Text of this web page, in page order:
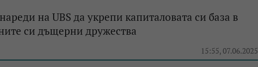
на UBS да укрепи капиталовата си база в
си дъщерни дружества
15:55, 07.06.2025